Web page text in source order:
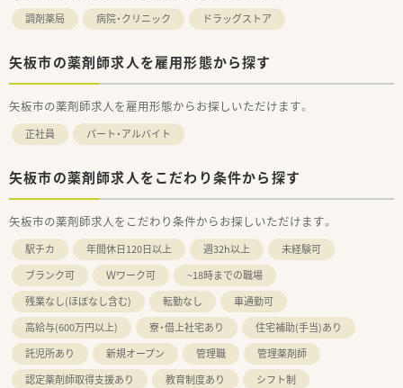
調剤薬局 病院・クリニック ドラッグストア
矢板市の薬剤師求人を雇用形態から探す
矢板市の薬剤師求人を雇用形態からお探しいただけます。
正社員 パート・アルバイト
矢板市の薬剤師求人をこだわり条件から探す
矢板市の薬剤師求人をこだわり条件からお探しいただけます。
駅チカ 年間休日120日以上 週32h以上
未経験可
ブランク可
Ｗワーク可
~18時までの職場
残業なし(ほぼなし含む)
転勤なし
車通勤可
高給与(600万円以上)
寮・借上社宅あり
住宅補助(手当)あり
託児所あり
新規オープン 管理職
管理薬剤師
認定薬剤師取得支援あり
教育制度あり
シフト制